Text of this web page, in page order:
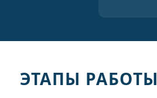
ЭТАПЫ РАБОТЫ